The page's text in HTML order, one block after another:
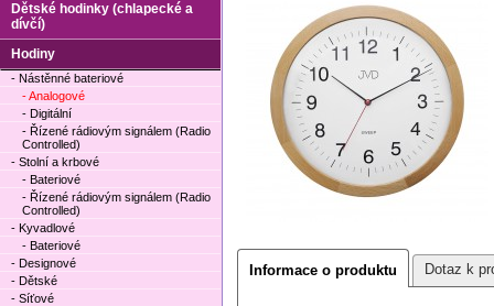
Informace o produktu Dotaz k
Dětské hodinky (chlapecké a
dívčí)
Hodiny
- Nástěnné bateriové
- Analogové
- Digitální
- Řízené rádiovým signálem (Radio
Controlled)
- Stolní a krbové
- Bateriové
- Řízené rádiovým signálem (Radio
Controlled)
- Kyvadlové
- Bateriové
- Designové
- Dětské
- Síťové